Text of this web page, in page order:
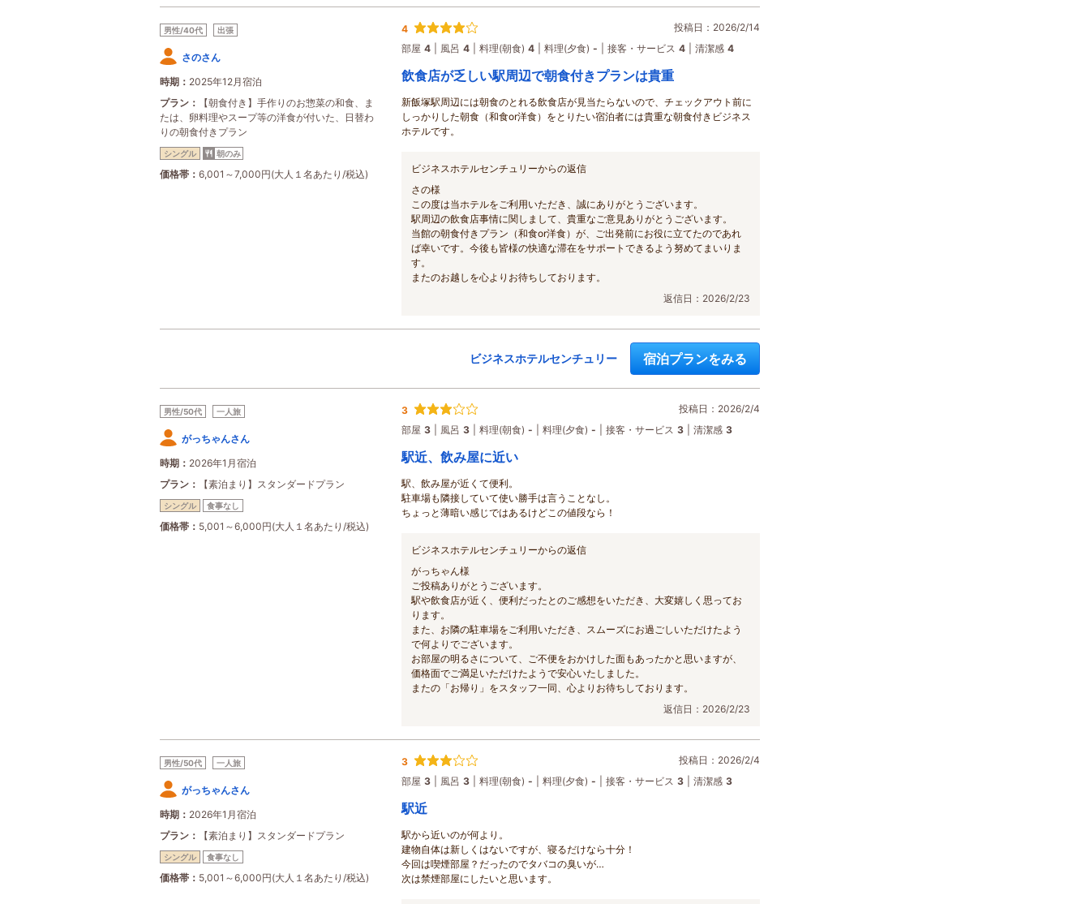
男性/40代 出張
さのさん
時期
2025年12月宿泊
プラン
【朝食付き】手作りのお惣菜の和食、ま
たは、卵料理やスープ等の洋食が付いた、日替わ
りの朝食付きプラン
シングル 朝のみ
価格帯 6,001～7,000円(大人１名あたり/税込)
4
投稿日：2026/2/14
部屋 4 風呂 4 料理(朝食) 4 料理(夕食) - 接客・サービス 4 清潔感 4
飲食店が乏しい駅周辺で朝食付きプランは貴重
新飯塚駅周辺には朝食のとれる飲食店が見当たらないので、チェックアウト前に
しっかりした朝食（和食or洋食）をとりたい宿泊者には貴重な朝食付きビジネス
ホテルです。
ビジネスホテルセンチュリーからの返信
さの様
この度は当ホテルをご利用いただき、誠にありがとうございます。
駅周辺の飲食店事情に関しまして、貴重なご意見ありがとうございます。
当館の朝食付きプラン（和食or洋食）が、ご出発前にお役に立てたのであれ
ば幸いです。今後も皆様の快適な滞在をサポートできるよう努めてまいりま
す。
またのお越しを心よりお待ちしております。
返信日：2026/2/23
ビジネスホテルセンチュリー 宿泊プランをみる
男性/50代 一人旅
がっちゃんさん
時期
2026年1月宿泊
プラン
【素泊まり】スタンダードプラン
シングル 食事なし
価格帯 5,001～6,000円(大人１名あたり/税込)
3
投稿日：2026/2/4
部屋 3 風呂 3 料理(朝食) - 料理(夕食) - 接客・サービス 3 清潔感 3
駅近、飲み屋に近い
駅、飲み屋が近くて便利。
駐車場も隣接していて使い勝手は言うことなし。
ちょっと薄暗い感じではあるけどこの値段なら！
ビジネスホテルセンチュリーからの返信
がっちゃん様
ご投稿ありがとうございます。
駅や飲食店が近く、便利だったとのご感想をいただき、大変嬉しく思ってお
ります。
また、お隣の駐車場をご利用いただき、スムーズにお過ごしいただけたよう
で何よりでございます。
お部屋の明るさについて、ご不便をおかけした面もあったかと思いますが、
価格面でご満足いただけたようで安心いたしました。
またの「お帰り」をスタッフ一同、心よりお待ちしております。
返信日：2026/2/23
男性/50代 一人旅
がっちゃんさん
時期
2026年1月宿泊
プラン
【素泊まり】スタンダードプラン
シングル 食事なし
価格帯 5,001～6,000円(大人１名あたり/税込)
3
投稿日：2026/2/4
部屋 3 風呂 3 料理(朝食) - 料理(夕食) - 接客・サービス 3 清潔感 3
駅近
駅から近いのが何より。
建物自体は新しくはないですが、寝るだけなら十分！
今回は喫煙部屋？だったのでタバコの臭いが…
次は禁煙部屋にしたいと思います。